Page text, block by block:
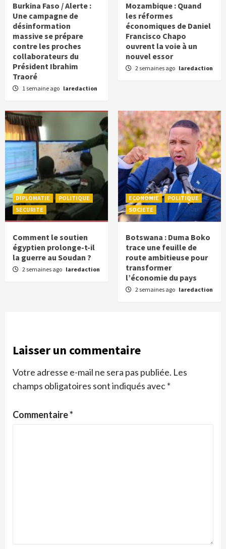
Burkina Faso / Alerte :
Une campagne de
désinformation
massive se prépare
contre les proches
collaborateurs du
Président Ibrahim
Traoré
1 semaine ago laredaction
Mozambique : Quand
les réformes
économiques de Daniel
Francisco Chapo
ouvrent la voie à un
nouvel essor
2 semaines ago laredaction
DIPLOMATIE
POLITIQUE
SECURITE
Comment le soutien
égyptien prolonge-t-il
la guerre au Soudan ?
2 semaines ago laredaction
ECONOMIE
POLITIQUE
SOCIETE
Botswana : Duma Boko
trace une feuille de
route ambitieuse pour
transformer
l’économie du pays
2 semaines ago laredaction
Laisser un commentaire
Votre adresse e-mail ne sera pas publiée. Les
champs obligatoires sont indiqués avec*
Commentaire*